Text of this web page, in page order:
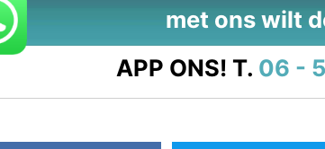
met ons wilt
APP ONS! T. 06 -